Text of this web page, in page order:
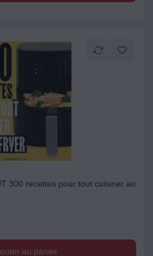
300 recettes pour tout cuisiner au
au panier